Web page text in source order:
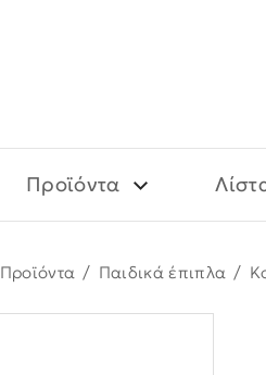
Προϊόντα
Προϊόντα / Παιδικά έπιπλα /